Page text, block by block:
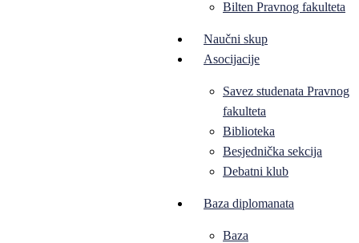
Bilten Pravnog fakulteta
Naučni skup
Asocijacije
Savez studenata Pravnog
fakulteta
Biblioteka
Besjednička sekcija
Debatni klub
Baza diplomanata
Baza